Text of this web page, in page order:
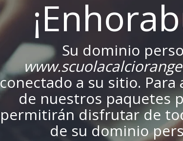
Su dominio
conectado a su sitio.
de nuestros paquetes
permitirán disfrutar de
de su dominio